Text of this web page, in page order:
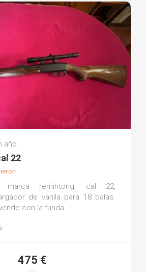
M.
(0)
año
22
marca remintong, cal 22,
de varilla para 18 balas.
con la funda.
475 €